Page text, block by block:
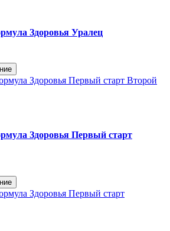
Здоровья Уралец
Здоровья Первый старт